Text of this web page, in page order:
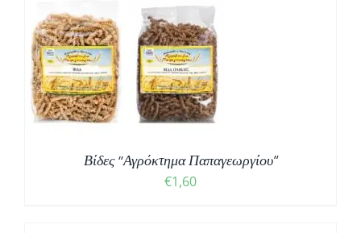
Βίδες “Αγρόκτημα Παπαγεωργίου”
€1,60